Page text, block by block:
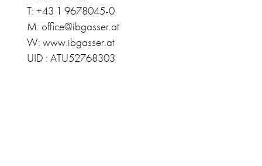
T: +43 1 9678045-0
M: office@ibgasser.at
W: www.ibgasser.at
UID : ATU52768303